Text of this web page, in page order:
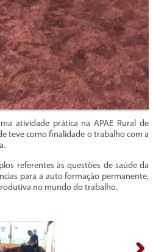
atividade prática na APAE Rural de
teve como finalidade o trabalho com a
referentes às questões de saúde da
para a auto formação permanente,
no mundo do trabalho.